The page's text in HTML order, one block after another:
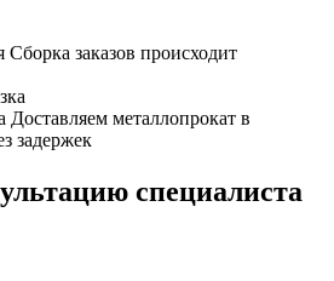
Сборка заказов происходит
Доставляем металлопрокат в
задержек
специалиста